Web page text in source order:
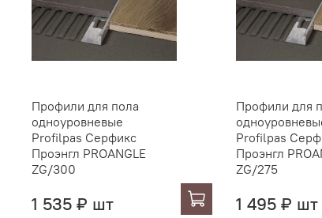
Профили для пола
одноуровневые
Profilpas Серфикс
Проэнгл PROANGLE
ZG/300
1 535 ₽ шт
Профили для
Profilpas
Проэнгл
ZG/275
1 495 ₽ шт